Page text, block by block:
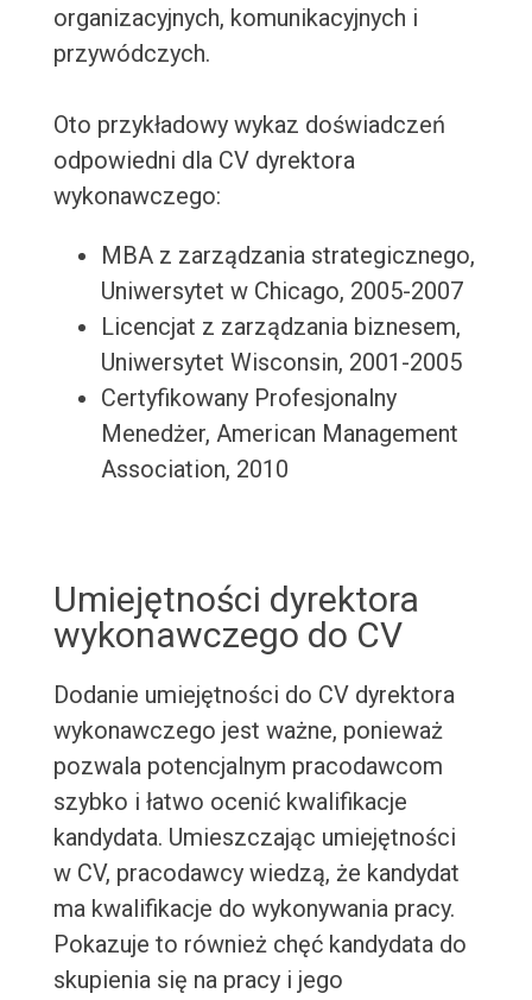
organizacyjnych, komunikacyjnych i
przywódczych.
Oto przykładowy wykaz doświadczeń
odpowiedni dla CV dyrektora
wykonawczego:
MBA z zarządzania strategicznego,
Uniwersytet w Chicago, 2005-2007
Licencjat z zarządzania biznesem,
Uniwersytet Wisconsin, 2001-2005
Certyfikowany Profesjonalny
Menedżer, American Management
Association, 2010
Umiejętności dyrektora
wykonawczego do CV
Dodanie umiejętności do CV dyrektora
wykonawczego jest ważne, ponieważ
pozwala potencjalnym pracodawcom
szybko i łatwo ocenić kwalifikacje
kandydata. Umieszczając umiejętności
w CV, pracodawcy wiedzą, że kandydat
ma kwalifikacje do wykonywania pracy.
Pokazuje to również chęć kandydata do
skupienia się na pracy i jego